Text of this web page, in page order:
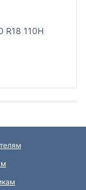
R18 110H